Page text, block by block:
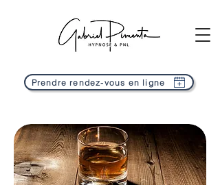
Prendre rendez-vous en ligne